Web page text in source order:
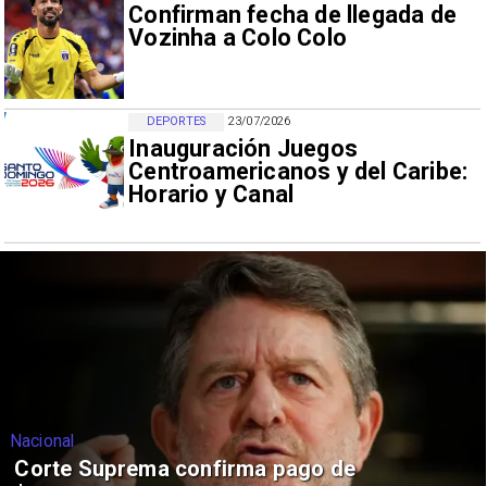
Confirman fecha de llegada de
Vozinha a Colo Colo
23/07/2026
Inauguración Juegos
Centroamericanos y del Caribe:
Horario y Canal
DEPORTES
Nacional
Corte Suprema confirma pago de